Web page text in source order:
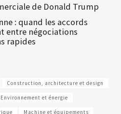
de Donald Trump
: quand les accords
entre négociations
rapides
Construction, architecture et design
Environnement et énergie
Machine et équipements